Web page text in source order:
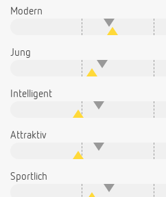
Modern
Jung
Intelligent
Attraktiv
Sportlich